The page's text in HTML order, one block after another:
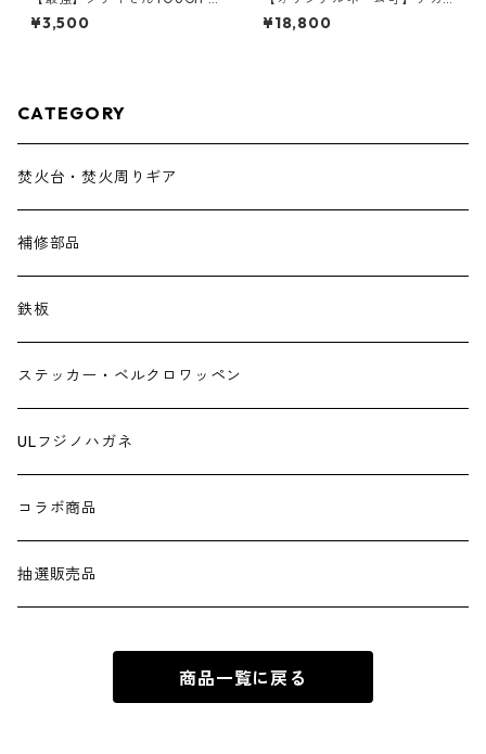
タフネス極まる進化系。
¥3,500
ハガネ焚火台 A3『鉄』 42x35
cm オリジナルロゴも入れられ
¥18,800
CATEGORY
焚火台・焚火周りギア
補修部品
鉄板
ステッカー・ベルクロワッペン
ULフジノハガネ
コラボ商品
抽選販売品
商品一覧に戻る